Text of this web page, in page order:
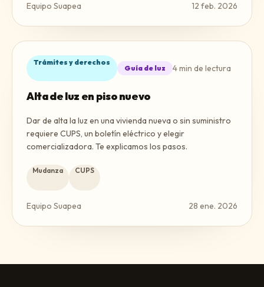
Equipo Suapea 12 feb. 2026
Trámites y derechos
Guía de luz 4min de lectura
Alta de luz en piso nuevo
Dar de alta la luz en una vivienda nueva o sin suministro
requiere CUPS, un boletín eléctrico y elegir
comercializadora. Te explicamos los pasos.
Mudanza CUPS
Equipo Suapea 28 ene. 2026